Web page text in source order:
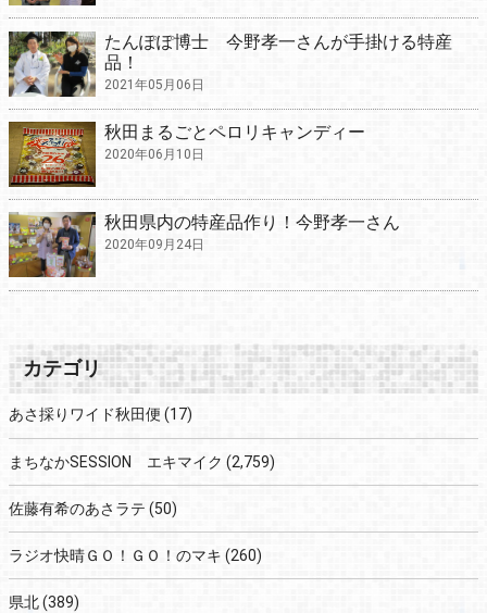
たんぽぽ博士 今野孝一さんが手掛ける特産
品！
2021年05月06日
秋田まるごとペロリキャンディー
2020年06月10日
秋田県内の特産品作り！今野孝一さん
2020年09月24日
カテゴリ
あさ採りワイド秋田便 (17)
まちなかSESSION エキマイク (2,759)
佐藤有希のあさラテ (50)
ラジオ快晴ＧＯ！ＧＯ！のマキ (260)
県北(389)